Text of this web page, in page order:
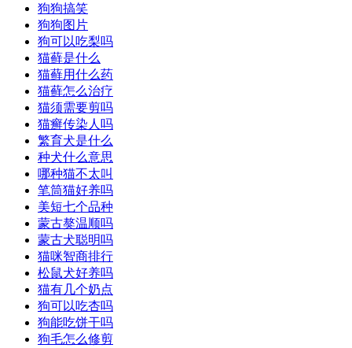
狗狗搞笑
狗狗图片
狗可以吃梨吗
猫藓是什么
猫藓用什么药
猫藓怎么治疗
猫须需要剪吗
猫癣传染人吗
繁育犬是什么
种犬什么意思
哪种猫不太叫
笔筒猫好养吗
美短七个品种
蒙古獒温顺吗
蒙古犬聪明吗
猫咪智商排行
松鼠犬好养吗
猫有几个奶点
狗可以吃杏吗
狗能吃饼干吗
狗毛怎么修剪